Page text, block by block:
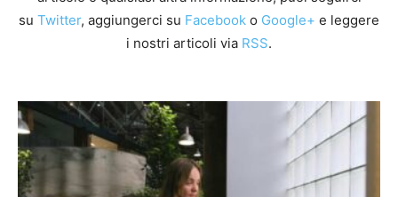
su Twitter, aggiungerci su Facebook o Google+ e leggere
i nostri articoli via RSS.